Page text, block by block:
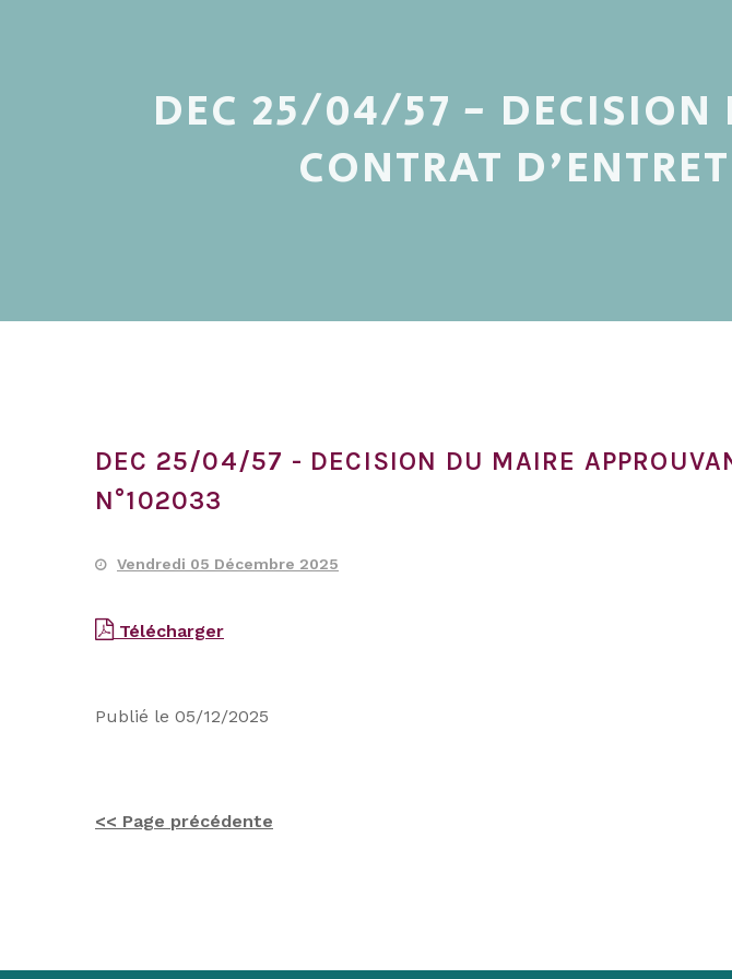
DEC 25/04/57 - DECISION
CONTRAT
DEC 25/04/57 - DECISION DU MAIRE
N°102033
Vendredi 05 Décembre 2025
Télécharger
Publié le 05/12/2025
<< Page précédente